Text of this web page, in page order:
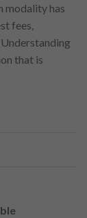
modality has
fees,
that is